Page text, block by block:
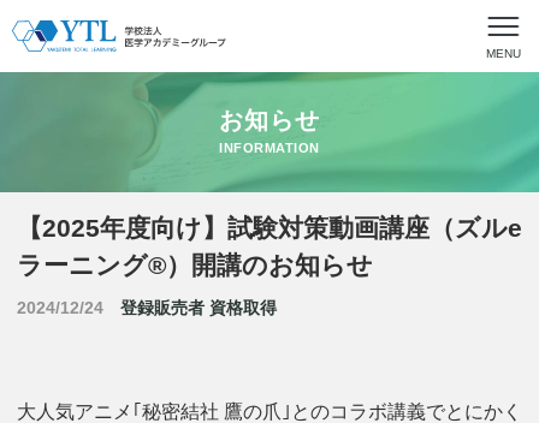
MENU
お知らせ
INFORMATION
【2025年度向け】試験対策動画講座（ズルe
ラーニング®）開講のお知らせ
2024/12/24 登録販売者 資格取得
大人気アニメ｢秘密結社 鷹の爪｣とのコラボ講義でとにかく